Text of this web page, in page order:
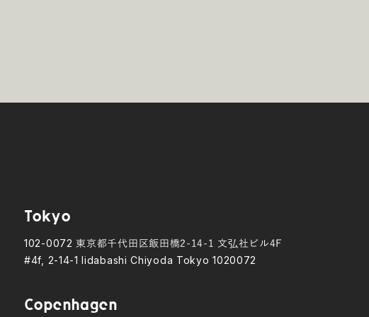
Tokyo
102-0072東京都千代田区飯田橋2-14-1 文弘社ビル4F
#4f, 2-14-1 Iidabashi Chiyoda Tokyo 1020072
Copen hagen